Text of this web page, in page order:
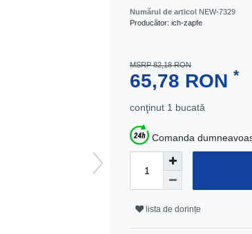
Numărul de articol NEW-7329
Producător: ich-zapfe
MSRP 82,18 RON
65,78 RON *
conţinut 1 bucată
Comanda
lista de dorințe